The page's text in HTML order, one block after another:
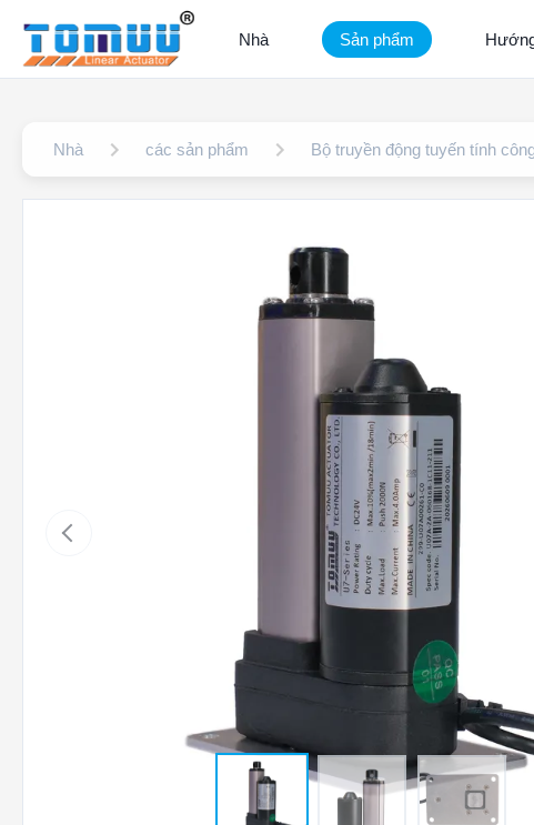
Nhà Sản phẩm
Nhà các sản phẩm Bộ truyền động tuyến tính